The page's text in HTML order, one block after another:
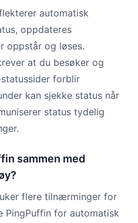
automatisk
oppdateres
oppstår og løses.
at du besøker og
forblir
kan sjekke status når
status tydelig
sammen med
flere tilnærminger for
PingPuffin for automatisk